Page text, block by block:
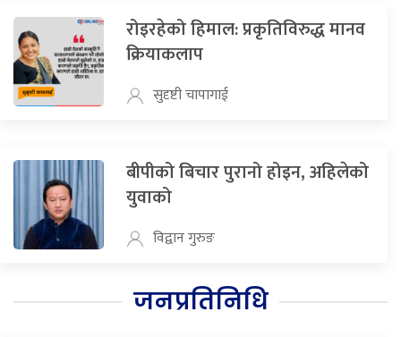
रोइरहेको हिमाल: प्रकृतिविरुद्ध मानव
क्रियाकलाप
सुदृष्टी चापागाई
बीपीको बिचार पुरानो होइन, अहिलेको
युवाको
विद्वान गुरुङ
जनप्रतिनिधि